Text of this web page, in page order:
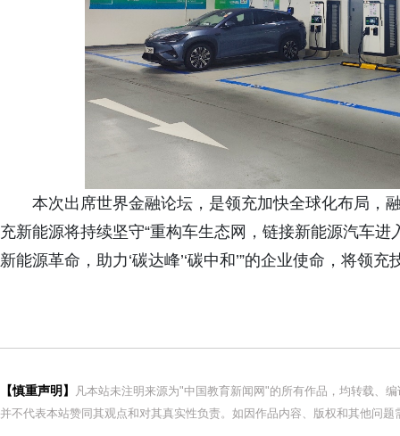
本次出席世界金融论坛，是领充加快全球化布局，
充新能源将持续坚守“重构车生态网，链接新能源汽车
新能源革命，助力‘碳达峰’‘碳中和’”的企业使命，将领
【慎重声明】
凡本站未注明来源为"中国教育新闻网"的所有作品，均转载、
并不代表本站赞同其观点和对其真实性负责。如因作品内容、版权和其他问